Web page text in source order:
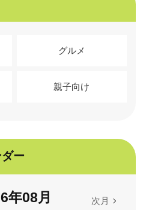
グルメ
親子向け
ー
年08月 次月